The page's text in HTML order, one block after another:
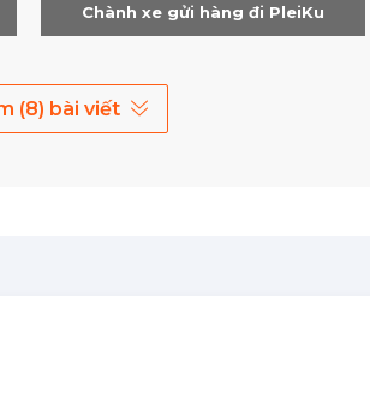
Chành xe gửi hàng đi PleiKu
(8) bài viết